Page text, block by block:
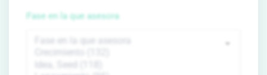
Fase en la que asesora